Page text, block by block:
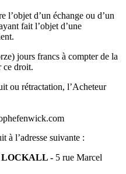
d’un échange ou d’un
fait l’objet d’une
jours francs à compter de la
ce droit.
ou rétractation, l’Acheteur
à l’adresse suivante :
LOCKALL - 5 rue Marcel